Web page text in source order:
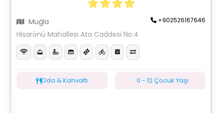
Muğla +902526167646
Hisarönü Mahallesi Ata Caddesi No:4
Oda & Kahvaltı 0 - 12 Çocuk Yaşı